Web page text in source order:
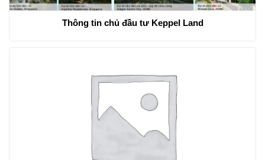
Thông tin chủ đầu tư Keppel Land